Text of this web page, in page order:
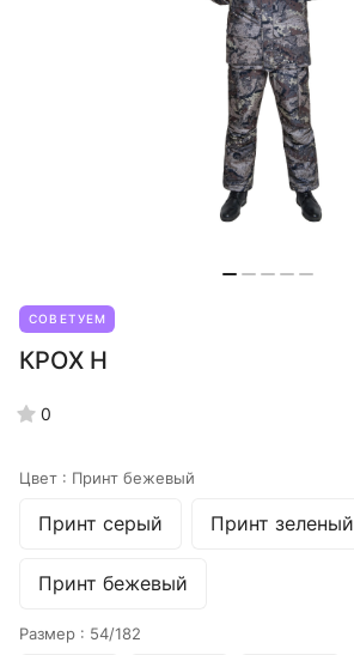
СОВЕТУЕМ
КРОХ Н
0
Цвет : Принт бежевый
Принт серый Принт зеленый
Принт бежевый
Размер : 54/182